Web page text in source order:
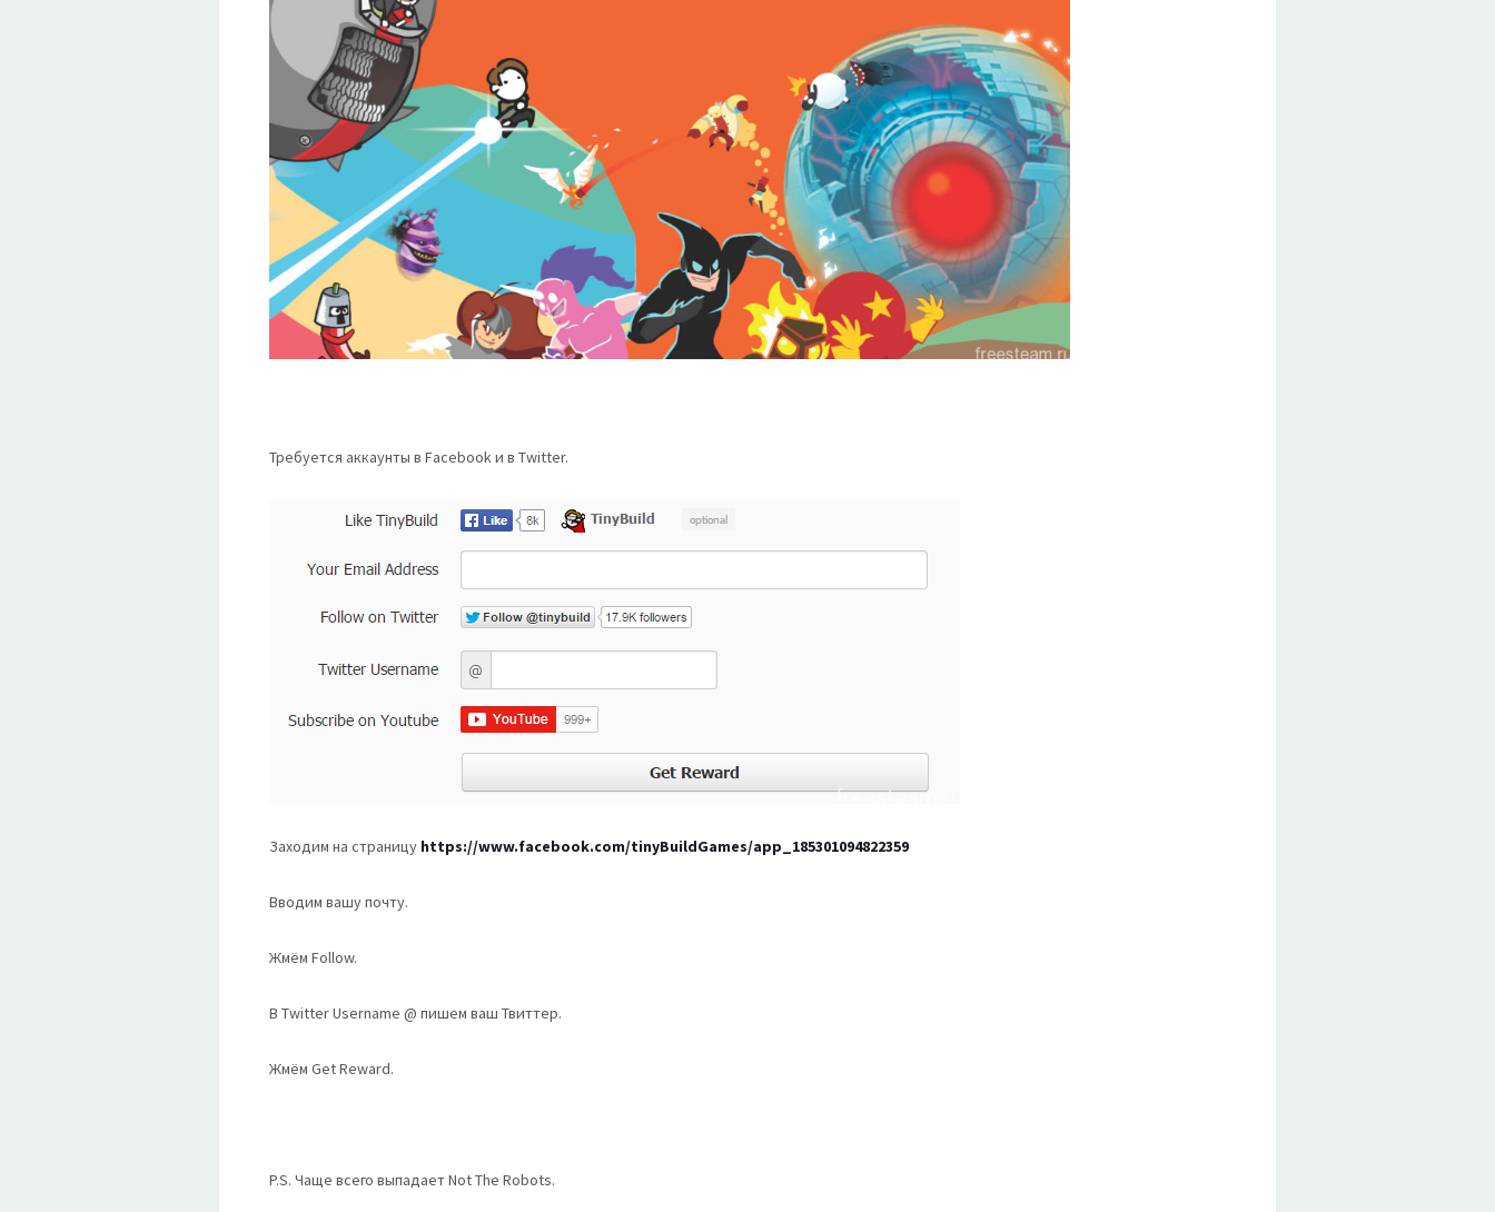
Требуется аккаунты в Facebook и в Twitter.
Заходим на страницу https://www.facebook.com/tinyBuildGames/app_185301094822359
Вводим вашу почту.
Жмём Follow.
В Twitter Username @ пишем ваш Твиттер.
Жмём Get Reward.
P.S. Чаще всего выпадает Not The Robots.